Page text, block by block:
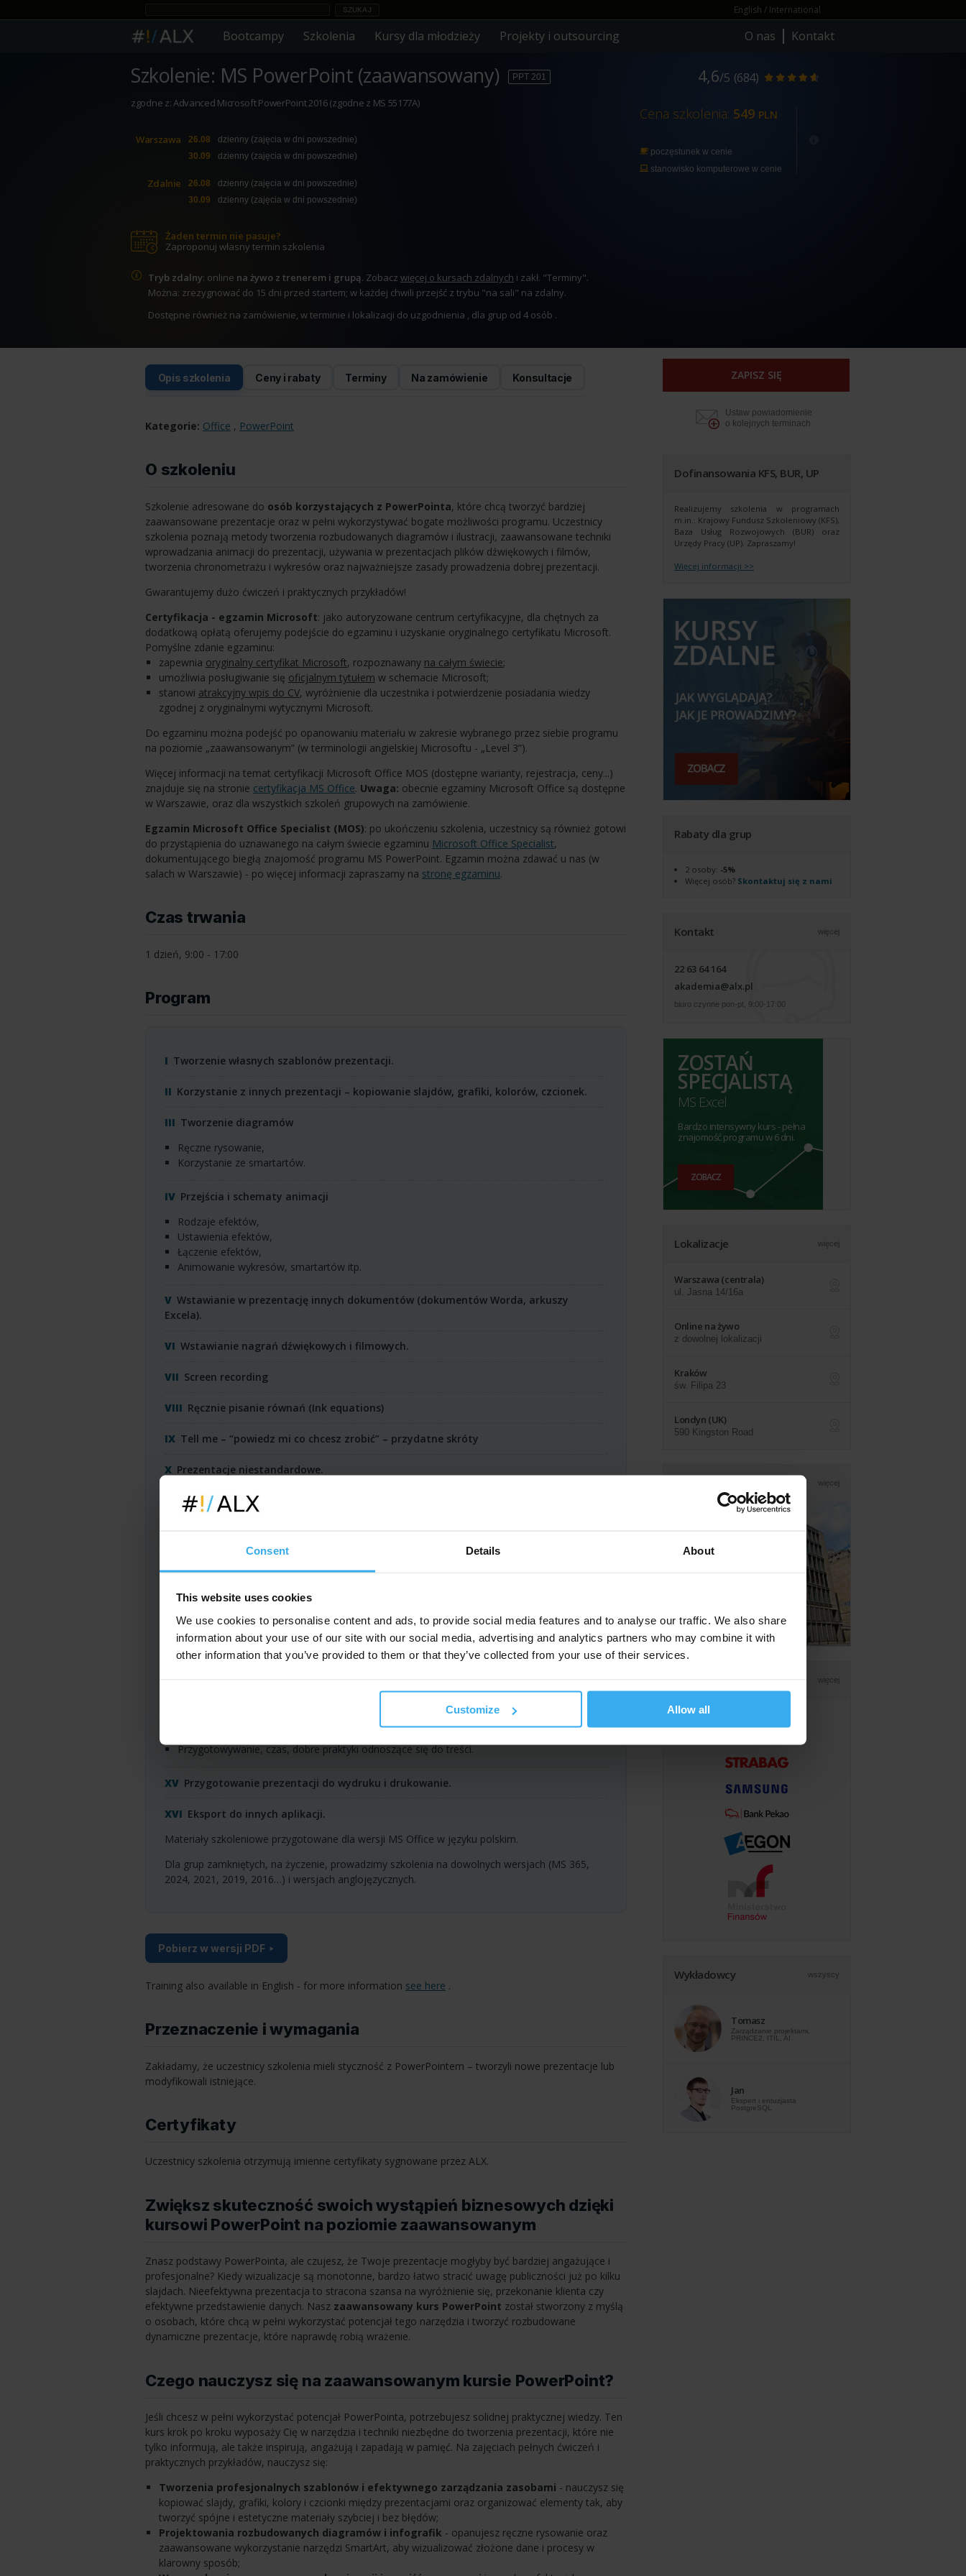
Consent Details About
This website uses cookies
We use cookies to personalise content and ads, to provide social media features and to analyse our traffic. We also share
information about your use of our site with our social media, advertising and analytics partners who may combine it with
other information that you’ve provided to them or that they’ve collected from your use of their services.
Customize Allow all
English / International
Bootcampy Szkolenia Kursy dla młodzieży Projekty i outsourcing O nas Kontakt
Szkolenie: MS PowerPoint (zaawansowany) PPT 201
zgodne z: Advanced Microsoft PowerPoint 2016 (zgodne z MS 55177A)
Warszawa 26.08
dzienny (zajęcia w dni powszednie)
30.09
dzienny (zajęcia w dni powszednie)
Zdalnie 26.08
dzienny (zajęcia w dni powszednie)
30.09
dzienny (zajęcia w dni powszednie)
Żaden termin nie pasuje?
Zaproponuj własny termin szkolenia
Tryb zdalny: online na żywo z trenerem i grupą. Zobacz więcej o kursach zdalnych i zakł. "Terminy".
Można: zrezygnować do 15 dni przed startem; w każdej chwili przejść z trybu "na sali" na zdalny.
Dostępne również na zamówienie, w terminie i lokalizacji do uzgodnienia , dla grup od 4 osób .
4,6/5 (684)
Cena szkolenia: 549 PLN
poczęstunek w cenie
stanowisko komputerowe w cenie
Opis szkolenia Ceny i rabaty Terminy Na zamówienie Konsultacje ZAPISZ SIĘ
Kategorie: Office , PowerPoint
O szkoleniu
Szkolenie adresowane do osób korzystających z PowerPointa, które chcą tworzyć bardziej
zaawansowane prezentacje oraz w pełni wykorzystywać bogate możliwości programu. Uczestnicy
szkolenia poznają metody tworzenia rozbudowanych diagramów i ilustracji, zaawansowane techniki
wprowadzania animacji do prezentacji, używania w prezentacjach plików dźwiękowych i filmów,
tworzenia chronometrażu i wykresów oraz najważniejsze zasady prowadzenia dobrej prezentacji.
Gwarantujemy dużo ćwiczeń i praktycznych przykładów!
Certyfikacja - egzamin Microsoft: jako autoryzowane centrum certyfikacyjne, dla chętnych za
dodatkową opłatą oferujemy podejście do egzaminu i uzyskanie oryginalnego certyfikatu Microsoft.
Pomyślne zdanie egzaminu:
zapewnia oryginalny certyfikat Microsoft, rozpoznawany na całym świecie;
umożliwia posługiwanie się oficjalnym tytułem w schemacie Microsoft;
stanowi atrakcyjny wpis do CV, wyróżnienie dla uczestnika i potwierdzenie posiadania wiedzy
zgodnej z oryginalnymi wytycznymi Microsoft.
Do egzaminu można podejść po opanowaniu materiału w zakresie wybranego przez siebie programu
na poziomie „zaawansowanym” (w terminologii angielskiej Microsoftu - „Level 3”).
Więcej informacji na temat certyfikacji Microsoft Office MOS (dostępne warianty, rejestracja, ceny...)
znajduje się na stronie certyfikacja MS Office. Uwaga: obecnie egzaminy Microsoft Office są dostępne
w Warszawie, oraz dla wszystkich szkoleń grupowych na zamówienie.
Egzamin Microsoft Office Specialist (MOS): po ukończeniu szkolenia, uczestnicy są również gotowi
do przystąpienia do uznawanego na całym świecie egzaminu Microsoft Office Specialist,
dokumentującego biegłą znajomość programu MS PowerPoint. Egzamin można zdawać u nas (w
salach w Warszawie) - po więcej informacji zapraszamy na stronę egzaminu.
Czas trwania
1 dzień, 9:00 - 17:00
Program
Tworzenie własnych szablonów prezentacji.
Korzystanie z innych prezentacji – kopiowanie slajdów, grafiki, kolorów, czcionek.
Tworzenie diagramów
ręczne rysowanie,
korzystanie ze smartartów.
Przejścia i schematy animacji
rodzaje efektów,
ustawienia efektów,
łączenie efektów,
animowanie wykresów, smartartów itp.
Wstawianie w prezentację innych dokumentów (dokumentów Worda, arkuszy
Excela).
Wstawianie nagrań dźwiękowych i filmowych.
Screen recording
Ręcznie pisanie równań (Ink equations)
Tell me – “powiedz mi co chcesz zrobić” – przydatne skróty
Prezentacje niestandardowe.
Prezentacje przeznaczone do samodzielnego oglądania
Wykresy
typy wykresów i ich zastosowania,
nowe typy wykresów: mapa (tree map), pierścieniowy, histogram, kaskadowy (Waterfall)
typowe problemy z wykresami i ich rozwiązywanie.
Wybrane aspekty prowadzenia prezentacji
przygotowywanie, czas, dobre praktyki odnoszące się do treści.
Przygotowanie prezentacji do wydruku i drukowanie.
Eksport do innych aplikacji.
Materiały szkoleniowe przygotowane dla wersji MS Office w języku polskim.
Dla grup zamkniętych, na życzenie, prowadzimy szkolenia na dowolnych wersjach (MS 365,
2024, 2021, 2019, 2016…) i wersjach anglojęzycznych.
Pobierz w wersji PDF
Training also available in English - for more information see here .
Przeznaczenie i wymagania
Zakładamy, że uczestnicy szkolenia mieli styczność z PowerPointem – tworzyli nowe prezentacje lub
modyfikowali istniejące.
Certyfikaty
Uczestnicy szkolenia otrzymują imienne certyfikaty sygnowane przez ALX.
Zwiększ skuteczność swoich wystąpień biznesowych dzięki
kursowi PowerPoint na poziomie zaawansowanym
Znasz podstawy PowerPointa, ale czujesz, że Twoje prezentacje mogłyby być bardziej angażujące i
profesjonalne? Kiedy wizualizacje są monotonne, bardzo łatwo stracić uwagę publiczności już po kilku
slajdach. Nieefektywna prezentacja to stracona szansa na wyróżnienie się, przekonanie klienta czy
efektywne przedstawienie danych. Nasz zaawansowany kurs PowerPoint został stworzony z myślą
o osobach, które chcą w pełni wykorzystać potencjał tego narzędzia i tworzyć rozbudowane
dynamiczne prezentacje, które naprawdę robią wrażenie.
Czego nauczysz się na zaawansowanym kursie PowerPoint?
Jeśli chcesz w pełni wykorzystać potencjał PowerPointa, potrzebujesz solidnej praktycznej wiedzy. Ten
kurs krok po kroku wyposaży Cię w narzędzia i techniki niezbędne do tworzenia prezentacji, które nie
tylko informują, ale także inspirują, angażują i zapadają w pamięć. Na zajęciach pełnych ćwiczeń i
praktycznych przykładów, nauczysz się:
Tworzenia profesjonalnych szablonów i efektywnego zarządzania zasobami - nauczysz się
kopiować slajdy, grafiki, kolory i czcionki między prezentacjami oraz organizować elementy tak, aby
tworzyć spójne i estetyczne materiały szybciej i bez błędów;
Projektowania rozbudowanych diagramów i infografik - opanujesz ręczne rysowanie oraz
zaawansowane wykorzystanie narzędzi SmartArt, aby wizualizować złożone dane i procesy w
klarowny sposób;
Ustaw powiadomienie
o kolejnych terminach
Dofinansowania KFS, BUR, UP
Realizujemy szkolenia w programach
m.in.: Krajowy Fundusz Szkoleniowy (KFS),
Baza Usług Rozwojowych (BUR) oraz
Urzędy Pracy (UP). Zapraszamy!
Więcej informacji >>
Rabaty dla grup
2 osoby: -5%
Więcej osób? Skontaktuj się z nami
Kontakt więcej
22 63 64 164
akademia@alx.pl
biuro czynne pon-pt, 9:00-17:00
ZOSTAŃ
SPECJALISTĄ
MS Excel
Bardzo intensywny kurs - pełna
znajomość programu w 6 dni.
ZOBACZ
Lokalizacje więcej
Warszawa (centrala)
ul. Jasna 14/16a
Online na żywo
z dowolnej lokalizacji
Kraków
św. Filipa 23
Londyn (UK)
590 Kingston Road
więcej
więcej
Wykładowcy wszyscy
Tomasz
Zarządzanie projektami,
PRINCE2, ITIL, AI
Jan
Ekspert i entuzjasta
PostgreSQL